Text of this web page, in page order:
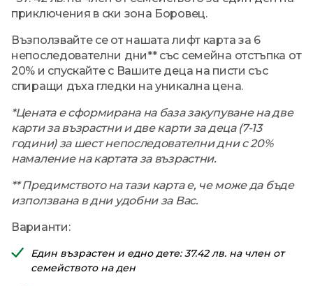
приключения в ски зона Боровец.
Възползвайте се от нашата лифт карта за 6
непоследователни дни** със семейна отстъпка от
20% и спускайте с Вашите деца на писти със
спиращи дъха гледки на уникална цена.
*Цената е сформирана на база закупуване на две
карти за възрастни и две карти за деца (7-13
години) за шест непоследователни дни с 20%
намаление на картата за възрастни.
** Предимството на тази карта е, че може да бъде
използвана в дни удобни за Вас.
Варианти:
Един възрастен и едно дете: 37.42 лв. на член от
семейството на ден